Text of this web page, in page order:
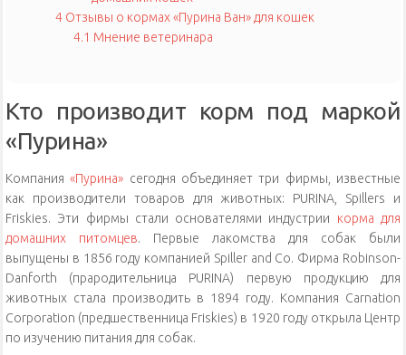
4 Отзывы о кормах «Пурина Ван» для кошек
4.1 Мнение ветеринара
Кто производит корм под маркой
«Пурина»
Компания«Пурина» сегодня объединяет три фирмы, известные
как производители товаров для животных: PURINA, Spillers и
Friskies. Эти фирмы стали основателями индустрии корма для
домашних питомцев. Первые лакомства для собак были
выпущены в 1856 году компанией Spiller and Co. Фирма Robinson-
Danforth (прародительница PURINA) первую продукцию для
животных стала производить в 1894 году. Компания Carnation
Corporation (предшественница Friskies) в 1920 году открыла Центр
по изучению питания для собак.